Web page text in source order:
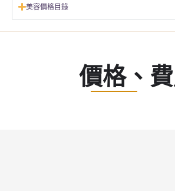
美容價格目錄
價格、